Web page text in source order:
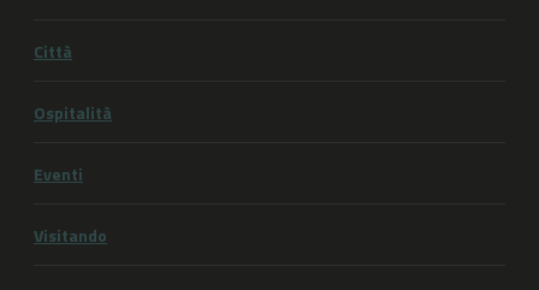
Città
Ospitalità
Eventi
Visitando